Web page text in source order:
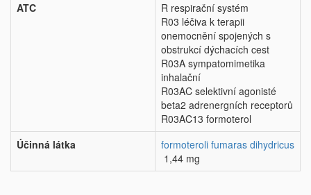
ATC
R respirační systém
R03 léčiva k terapii
onemocnění spojených s
obstrukcí dýchacích cest
R03A sympatomimetika
inhalační
R03AC selektivní agonisté
beta2 adrenergních receptorů
R03AC13 formoterol
Účinná látka
formoteroli fumaras dihydricus
1,44 mg